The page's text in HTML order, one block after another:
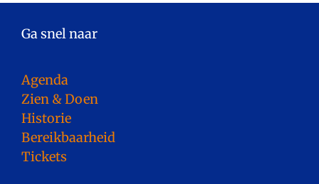
Ga snel naar
Agenda
Zien & Doen
Historie
Bereikbaarheid
Tickets